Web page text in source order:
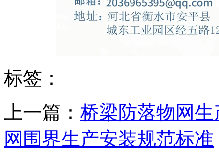
标签：
上一篇： 桥梁防落物网
网围界生产安装规范标准